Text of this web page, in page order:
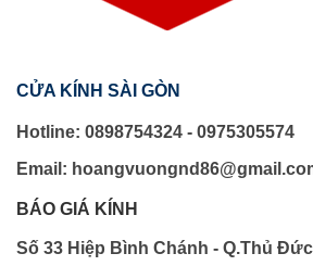
CỬA KÍNH SÀI GÒN
Hotline: 0898754324 - 0975305574
Email:
BÁO GIÁ KÍNH
Số 33 Hiệp Bình Chánh - Q.Thủ Đức